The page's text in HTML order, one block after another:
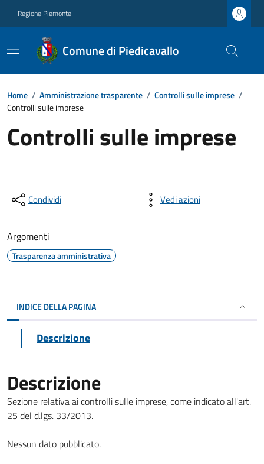
Regione Piemonte
Comune di Piedicavallo
Home / Amministrazione trasparente / Controlli sulle imprese /
Controlli sulle imprese
Controlli sulle imprese
Condividi Vedi azioni
Argomenti
Trasparenza amministrativa
INDICE DELLA PAGINA
Descrizione
Descrizione
Sezione relativa ai controlli sulle imprese, come indicato all'art.
25 del d.lgs. 33/2013.
Nessun dato pubblicato.